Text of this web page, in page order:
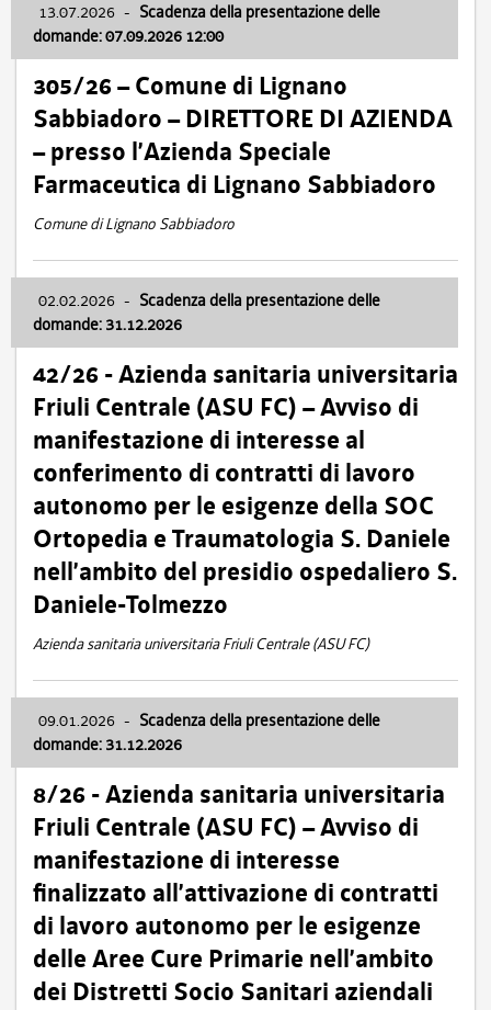
13.07.2026 - Scadenza della presentazione delle
domande: 07.09.2026 12:00
305/26 – Comune di Lignano
Sabbiadoro – DIRETTORE DI AZIENDA
– presso l’Azienda Speciale
Farmaceutica di Lignano Sabbiadoro
Comune di Lignano Sabbiadoro
02.02.2026 - Scadenza della presentazione delle
domande: 31.12.2026
42/26 - Azienda sanitaria universitaria
Friuli Centrale (ASU FC) – Avviso di
manifestazione di interesse al
conferimento di contratti di lavoro
autonomo per le esigenze della SOC
Ortopedia e Traumatologia S. Daniele
nell’ambito del presidio ospedaliero S.
Daniele-Tolmezzo
Azienda sanitaria universitaria Friuli Centrale (ASU FC)
09.01.2026 - Scadenza della presentazione delle
domande: 31.12.2026
8/26 - Azienda sanitaria universitaria
Friuli Centrale (ASU FC) – Avviso di
manifestazione di interesse
finalizzato all’attivazione di contratti
di lavoro autonomo per le esigenze
delle Aree Cure Primarie nell’ambito
dei Distretti Socio Sanitari aziendali